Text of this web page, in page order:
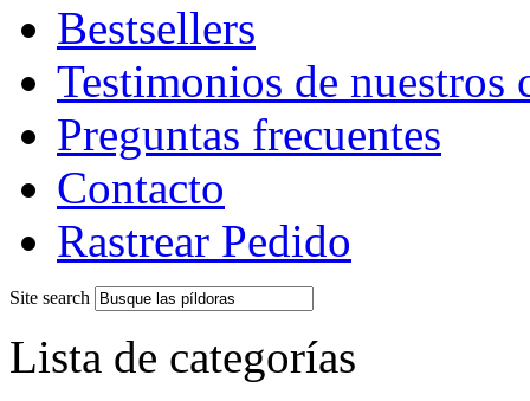
Bestsellers
Testimonios de nuestros
Preguntas frecuentes
Contacto
Rastrear Pedido
Site search
Lista de categorías